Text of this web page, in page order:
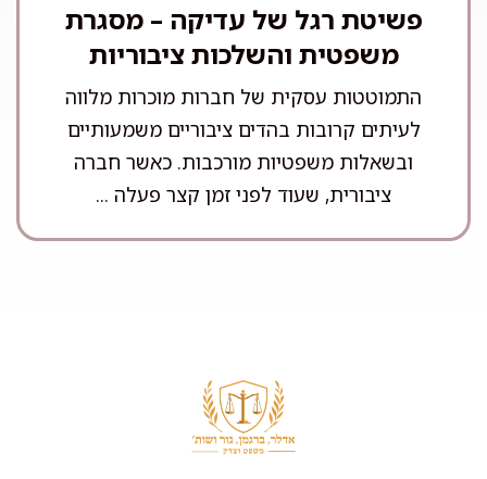
פשיטת רגל של עדיקה – מסגרת
משפטית והשלכות ציבוריות
התמוטטות עסקית של חברות מוכרות מלווה
לעיתים קרובות בהדים ציבוריים משמעותיים
ובשאלות משפטיות מורכבות. כאשר חברה
ציבורית, שעוד לפני זמן קצר פעלה ...